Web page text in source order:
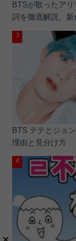
BTSが歌ったア
詞を徹底解説、
BTS テテとジョ
理由と見分け方